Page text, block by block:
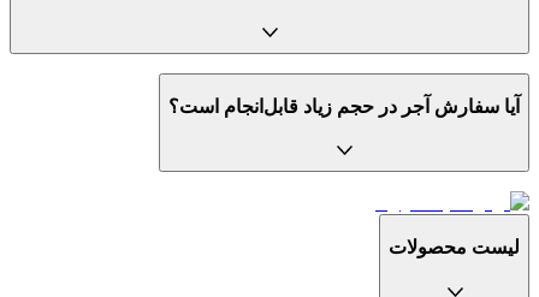
آیا سفارش آجر در حجم زیاد قابل‌انجام است؟
لیست محصولات